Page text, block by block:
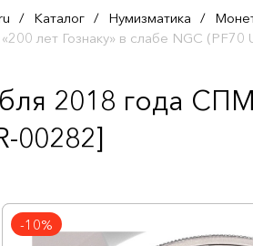
/ Каталог / Нумизматика /
лет Гознаку» в слабе NGC (PF70
2018 года
00282]
-10%